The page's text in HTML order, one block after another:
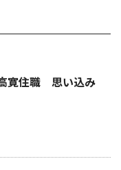
寛住職 思い込み